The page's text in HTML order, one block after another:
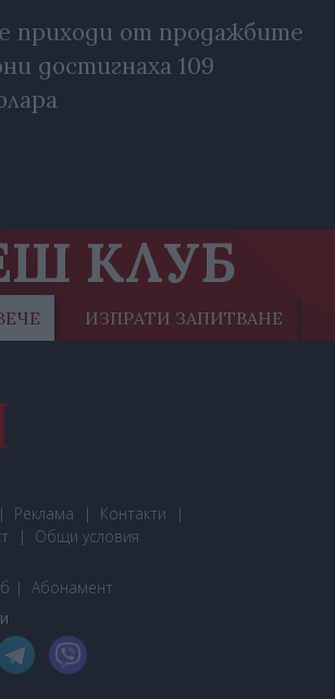
приходи от продажбите
достигнаха 109
КЛУБ
ИЗПРАТИ ЗАПИТВАНЕ
Реклама
Контакти
Общи условия
Абонамент